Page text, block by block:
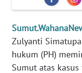
Zulyanti
hukum (PH)
Sumut atas
MEDIA
SIBER
REDAKSI